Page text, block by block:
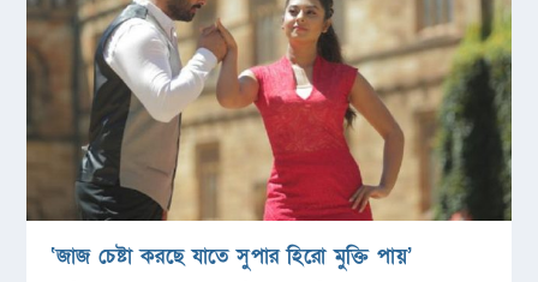
‘জাজ চেষ্টা করছে যাতে সুপার হিরো মুক্তি পায়’